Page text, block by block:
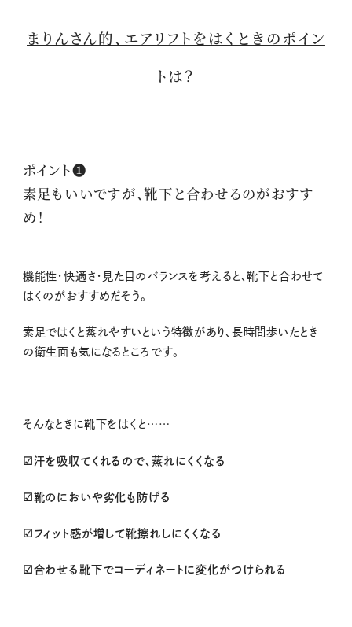
まりんさん的、エアリフトをはくときのポイン
トは？
ポイント❶
素足もいいですが、靴下と合わせるのがおすす
め！
機能性・快適さ・見た目のバランスを考えると、靴下と合わせて
はくのがおすすめだそう。
素足ではくと蒸れやすいという特徴があり、長時間歩いたとき
の衛生面も気になるところです。
そんなときに靴下をはくと……
☑汗を吸収てくれるので、蒸れにくくなる
☑靴のにおいや劣化も防げる
☑フィット感が増して靴擦れしにくくなる
☑合わせる靴下でコーディネートに変化がつけられる